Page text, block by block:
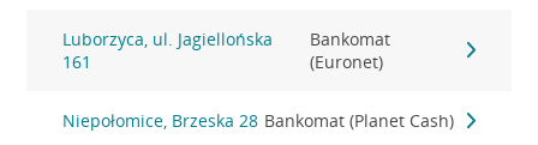
Luborzyca, ul. Jagiellońska
161
Bankomat
(Euronet)
Niepołomice, Brzeska 28 Bankomat (Planet Cash)